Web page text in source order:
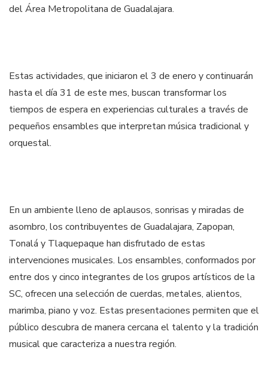
del Área Metropolitana de Guadalajara.
Estas actividades, que iniciaron el 3 de enero y continuarán
hasta el día 31 de este mes, buscan transformar los
tiempos de espera en experiencias culturales a través de
pequeños ensambles que interpretan música tradicional y
orquestal.
En un ambiente lleno de aplausos, sonrisas y miradas de
asombro, los contribuyentes de Guadalajara, Zapopan,
Tonalá y Tlaquepaque han disfrutado de estas
intervenciones musicales. Los ensambles, conformados por
entre dos y cinco integrantes de los grupos artísticos de la
SC, ofrecen una selección de cuerdas, metales, alientos,
marimba, piano y voz. Estas presentaciones permiten que el
público descubra de manera cercana el talento y la tradición
musical que caracteriza a nuestra región.